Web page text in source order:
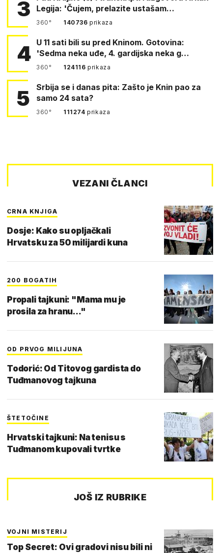
3
Legija: 'Čujem, prelazite ustašam…
360° 140736prikaza
4 U 11 sati bili su pred Kninom. Gotovina:
'Sedma neka uđe, 4. gardijska neka g…
360° 124116prikaza
5
Srbija se i danas pita: Zašto je Knin pao za
samo 24 sata?
360° 111274prikaza
VEZANI ČLANCI
CRNA KNJIGA
Dosje: Kako su opljačkali
Hrvatsku za 50 milijardi kuna
200 BOGATIH
Propali tajkuni: "Mama mu je
prosila za hranu..."
OD PRVOG MILIJUNA
Todorić: Od Titovog gardista do
Tuđmanovog tajkuna
ŠTETOČINE
Hrvatski tajkuni: Na tenisu s
Tuđmanom kupovali tvrtke
JOŠ IZ RUBRIKE
VOJNI MISTERIJ
Top Secret: Ovi gradovi nisu bili ni